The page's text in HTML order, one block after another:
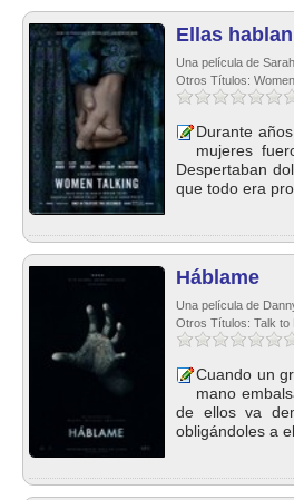
Ellas hablan
Una película de
Otros Títulos:
Durante
mujeres
Despertaban
que todo era
Háblame
Una película de
Otros Títulos: Talk to
Cuando un
mano
de ellos va
obligándoles a